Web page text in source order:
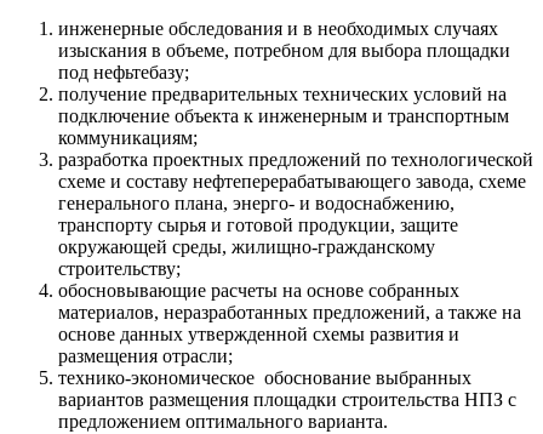
инженерные обследования и в необходимых случаях
изыскания в объеме, потребном для выбора площадки
под нефьтебазу;
получение предварительных технических условий на
подключение объекта к инженерным и транспортным
коммуникациям;
разработка проектных предложений по технологической
схеме и составу нефтеперерабатывающего завода, схеме
генерального плана, энерго- и водоснабжению,
транспорту сырья и готовой продукции, защите
окружающей среды, жилищно-гражданскому
строительству;
обосновывающие расчеты на основе собранных
материалов, неразработанных предложений, а также на
основе данных утвержденной схемы развития и
размещения отрасли;
технико-экономическое обоснование выбранных
вариантов размещения площадки строительства НПЗ с
предложением оптимального варианта.